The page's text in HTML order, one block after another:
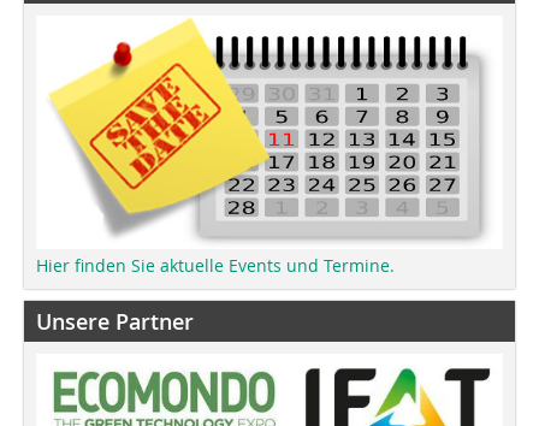
Hier finden Sie aktuelle Events und Termine.
Unsere Partner